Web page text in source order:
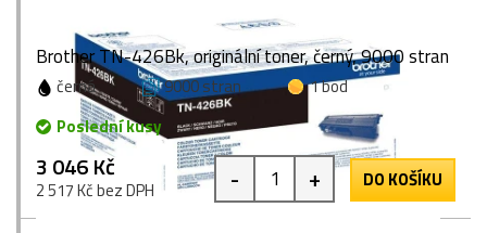
Brother TN-426Bk, originální toner, černý, 9000 stran
černá 9000 stran
1 bod
Poslední kusy
3 046 Kč
2 517 Kč bez DPH - + DO KOŠÍKU